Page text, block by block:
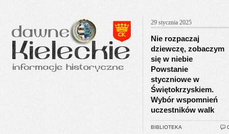
29 stycznia 2025
Nie rozpaczaj
dziewczę, zobaczym
się w niebie
Powstanie
styczniowe w
Świętokrzyskiem.
Wybór wspomnień
uczestników walk
BIBLIOTEKA